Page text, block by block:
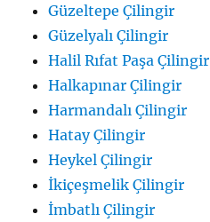
Güzeltepe Çilingir
Güzelyalı Çilingir
Halil Rıfat Paşa Çilingir
Halkapınar Çilingir
Harmandalı Çilingir
Hatay Çilingir
Heykel Çilingir
İkiçeşmelik Çilingir
İmbatlı Çilingir